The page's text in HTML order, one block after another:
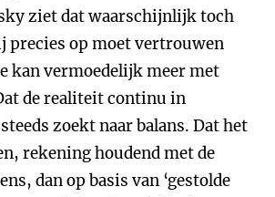
ziet dat waarschijnlijk toch
precies op moet vertrouwen
kan vermoedelijk meer met
de realiteit continu in
zoekt naar balans. Dat het
rekening houdend met de
dan op basis van ‘gestolde